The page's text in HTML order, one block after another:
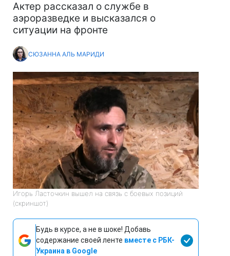
Актер рассказал о службе в
аэроразведке и высказался о
ситуации на фронте
СЮЗАННА АЛЬ МАРИДИ
Игорь Ласточкин вышел на связь с боевых позиций
(скриншот)
Будь в курсе, а не в шоке! Добавь
содержание своей ленте вместе с РБК-
Украина в Google